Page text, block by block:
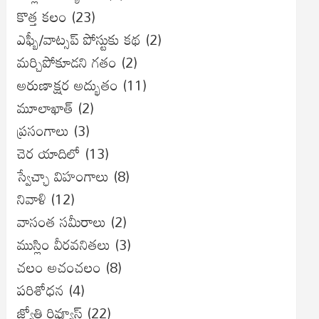
కొత్త కలం (23)
ఎఫ్బీ/వాట్సప్ పోస్టుకు కథ (2)
మర్చిపోకూడని గతం (2)
అరుణాక్షర అద్భుతం (11)
మూలాఖాత్ (2)
ప్రసంగాలు (3)
చెర యాదిలో (13)
స్వేచ్ఛా విహంగాలు (8)
నివాళి (12)
వాసంత సమీరాలు (2)
ముస్లిం వీరవనితలు (3)
చలం అచంచలం (8)
ప‌రిశోధ‌న‌ (4)
జ్యోతి రివ్యూస్ (22)